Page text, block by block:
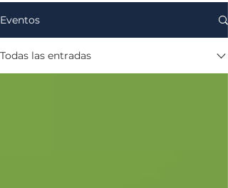
Eventos
Todas las entradas